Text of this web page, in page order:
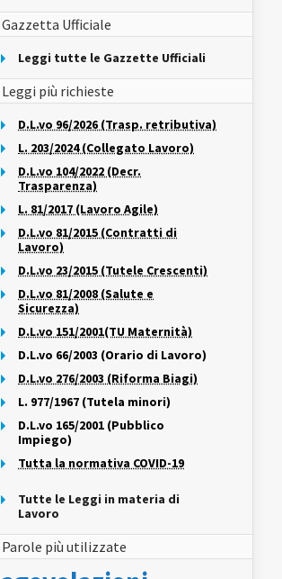
Gazzetta Ufficiale
Leggi tutte le Gazzette Ufficiali
Leggi più richieste
D.L.vo 96/2026 (Trasp. retributiva)
L. 203/2024 (Collegato Lavoro)
D.L.vo 104/2022 (Decr.
Trasparenza)
L. 81/2017 (Lavoro Agile)
D.L.vo 81/2015 (Contratti di
Lavoro)
D.L.vo 23/2015 (Tutele Crescenti)
D.L.vo 81/2008 (Salute e
Sicurezza)
D.L.vo 151/2001(TU Maternità)
D.L.vo 66/2003 (Orario di Lavoro)
D.L.vo 276/2003 (Riforma Biagi)
L. 977/1967 (Tutela minori)
D.L.vo 165/2001 (Pubblico
Impiego)
Tutta la normativa COVID-19
Tutte le Leggi in materia di
Lavoro
Parole più utilizzate